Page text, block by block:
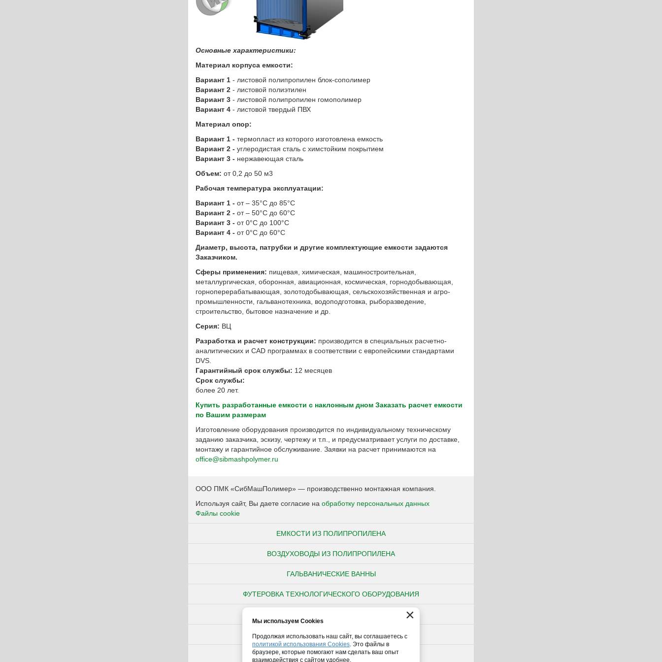
Основные характеристики:
Материал корпуса емкости:
Вариант 1 - листовой полипропилен блок-сополимер
Вариант 2 - листовой полиэтилен
Вариант 3 - листовой полипропилен гомополимер
Вариант 4 - листовой твердый ПВХ
Материал опор:
Вариант 1 - термопласт из которого изготовлена емкость
Вариант 2 - углеродистая сталь с химстойким покрытием
Вариант 3 - нержавеющая сталь
Объем: от 0,2 до 50 м3
Рабочая температура эксплуатации:
Вариант 1 - от – 35°С до 85°С
Вариант 2 - от – 50°С до 60°С
Вариант 3 - от 0°С до 100°С
Вариант 4 - от 0°С до 60°С
Диаметр, высота, патрубки и другие комплектующие емкости задаются
Заказчиком.
Сферы применения: пищевая, химическая, машиностроительная,
металлургическая, оборонная, авиационная, космическая, горнодобывающая,
горноперерабатывающая, золотодобывающая, сельскохозяйственная и агро-
промышленности, гальванотехника, водоподготовка, рыборазведение,
строительство, бытовое назначение и др.
Серия: ВЦ
Разработка и расчет конструкции: производится в специальных расчетно-
аналитических и CAD программах в соответствии с европейскими стандартами
DVS.
Гарантийный срок службы: 12 месяцев
Срок службы:
более 20 лет.
Купить разработанные емкости с наклонным дном Заказать расчет емкости
по Вашим размерам
Изготовление оборудования производится по индивидуальному техническому
заданию заказчика, эскизу, чертежу и т.п., и предусматривает услуги по доставке,
монтажу и гарантийное обслуживание. Заявки на расчет принимаются на
office@sibmashpolymer.ru
ООО ПМК «СибМашПолимер» — производственно монтажная компания.
Используя сайт, Вы даете согласие на обработку персональных данных
Файлы cookie
ЕМКОСТИ ИЗ ПОЛИПРОПИЛЕНА
ВОЗДУХОВОДЫ ИЗ ПОЛИПРОПИЛЕНА
ГАЛЬВАНИЧЕСКИЕ ВАННЫ
ФУТЕРОВКА ТЕХНОЛОГИЧЕСКОГО ОБОРУДОВАНИЯ
НЕСТАНДАРТНЫЕ ИЗДЕЛИЯ ИЗ ПОЛИПРОПИЛЕНА
ПОЛИПРОПИЛЕНОВЫЕ ТРУБЫ
ПОЛИЭТИЛЕНОВЫЕ ТРУБЫ
×
Мы используем Cookies
Продолжая использовать наш сайт, вы соглашаетесь с
политикой использования Cookies. Это файлы в
браузере, которые помогают нам сделать ваш опыт
взаимодействия с сайтом удобнее.